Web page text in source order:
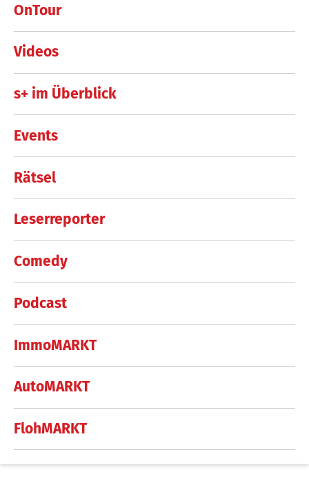
OnTour
Videos
s+ im Überblick
Events
Rätsel
Leserreporter
Comedy
Podcast
ImmoMARKT
AutoMARKT
FlohMARKT